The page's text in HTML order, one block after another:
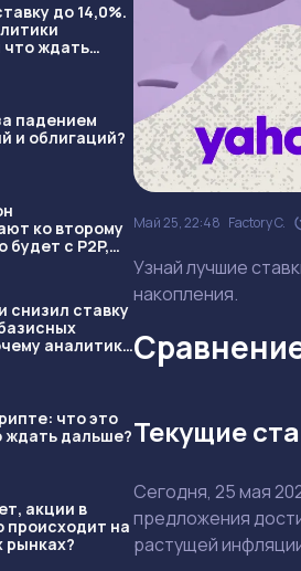
до 14,0%.
что ждать
падением
и облигаций?
ко второму
будет с P2P,
снизил ставку
аналитики
что это
ждать дальше?
акции в
происходит на
рынках?
Май 25, 22:48 Factory C.
Узнай лучшие
накопления.
Текущие
Сегодня, 25 мая
предложения
растущей